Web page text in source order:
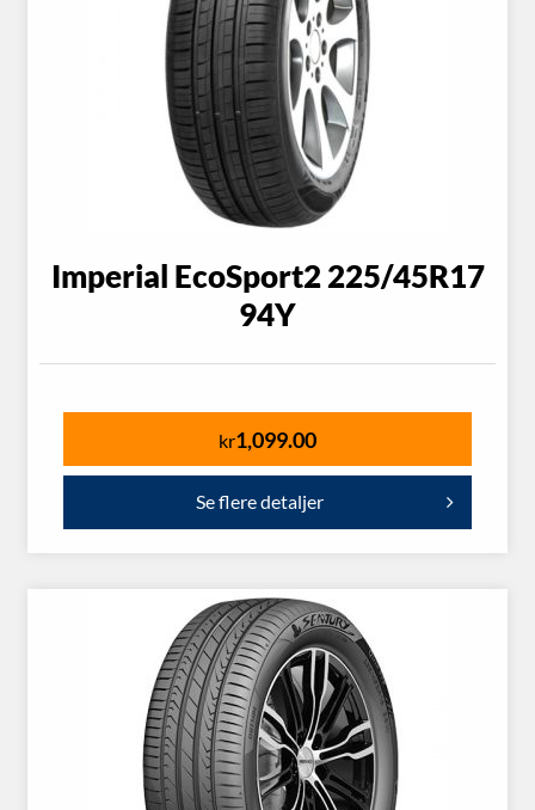
Imperial EcoSport2 225/45R17
94Y
kr1,099.00
Se flere detaljer